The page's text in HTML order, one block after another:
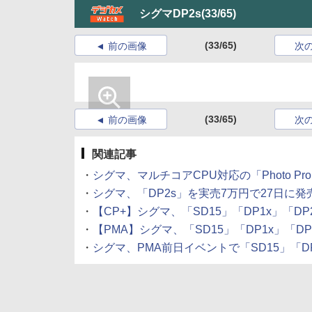
シグマDP2s(33/65)
前の画像 (33/65) 次
前の画像 (33/65) 次
関連記事
・ シグマ、マルチコアCPU対応の「Photo
・ シグマ、「DP2s」を実売7万円で27日に発
・
【CP+】シグマ、「SD15」「DP1x」「
・
【PMA】シグマ、「SD15」「DP1x」「
・ シグマ、PMA前日イベントで「SD15」「